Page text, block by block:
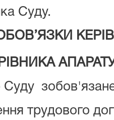
Суду.
ЯЗКИ
Суду
трудового